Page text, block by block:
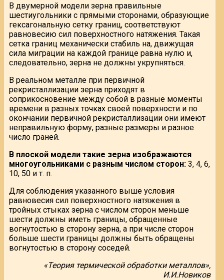
В двумерной модели зерна правильные
шестиугольники с прямыми сторонами, образующие
гексагональную сетку границ, соответствуют
равновесию сил поверхностного натяжения. Такая
сетка границ механически стабиль на, движущая
сила миграции на каждой границе равна нулю и,
следовательно, зерна не должны укрупняться.
В реальном металле при первичной
рекристаллизации зерна приходят в
соприкосновение между собой в разные моменты
времени в разных точках своей поверхности и по
окончании первичной рекристаллизации они имеют
неправильную форму, разные размеры и разное
число граней.
В плоской модели такие зерна изображаются
многоугольниками с разным числом сторон: 3, 4, 6,
10, 50 и т. п.
Для соблюдения указанного выше условия
равновесия сил поверхностного натяжения в
тройных стыках зерна с числом сторон меньше
шести должны иметь границы, обращенные
вогнутостью в сторону зерна, а при числе сторон
больше шести границы должны быть обращены
вогнутостью в сторону соседей.
«Теория термической обработки металлов»,
И.И.Новиков